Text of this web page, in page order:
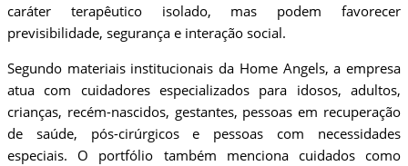
caráter terapêutico isolado, mas podem favorecer
previsibilidade, segurança e interação social.
Segundo materiais institucionais da Home Angels, a empresa
atua com cuidadores especializados para idosos, adultos,
crianças, recém-nascidos, gestantes, pessoas em recuperação
de saúde, pós-cirúrgicos e pessoas com necessidades
especiais. O portfólio também menciona cuidados como